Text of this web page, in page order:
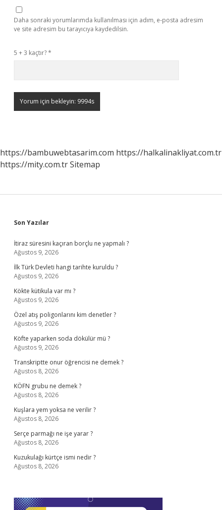
Daha sonraki yorumlarımda kullanılması için adım, e-posta adresim
ve site adresim bu tarayıcıya kaydedilsin.
5 + 3 kaçtır?*
https://bambuwebtasarim.com https://halkalinakliyat.com.tr
https://mity.com.trSitemap
Sidebar
Son Yazılar
İtiraz süresini kaçıran borçlu ne yapmalı ?
Ağustos 9, 2026
İlk Türk Devleti hangi tarihte kuruldu ?
Ağustos 9, 2026
Kökte kütikula var mı ?
Ağustos 9, 2026
Özel atış poligonlarını kim denetler ?
Ağustos 9, 2026
Köfte yaparken soda dökülür mü ?
Ağustos 9, 2026
Transkriptte onur öğrencisi ne demek ?
Ağustos 8, 2026
KÖFN grubu ne demek ?
Ağustos 8, 2026
Kuşlara yem yoksa ne verilir ?
Ağustos 8, 2026
Serçe parmağı ne işe yarar ?
Ağustos 8, 2026
Kuzukulağı kürtçe ismi nedir ?
Ağustos 8, 2026